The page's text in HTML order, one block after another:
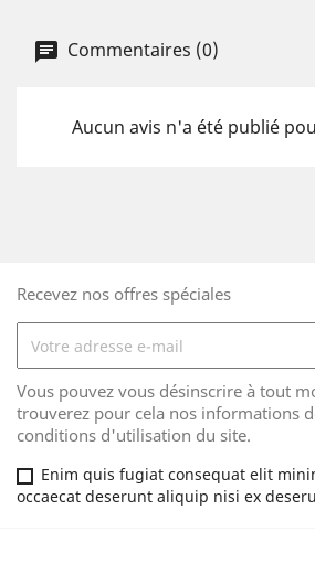
Commentaires (0)
Aucun avis n'a été publié
Recevez nos offres spéciales
Vous pouvez vous désinscrire à tout
trouverez pour cela nos informations
conditions d'utilisation du site.
Enim quis fugiat consequat elit
occaecat deserunt aliquip nisi ex